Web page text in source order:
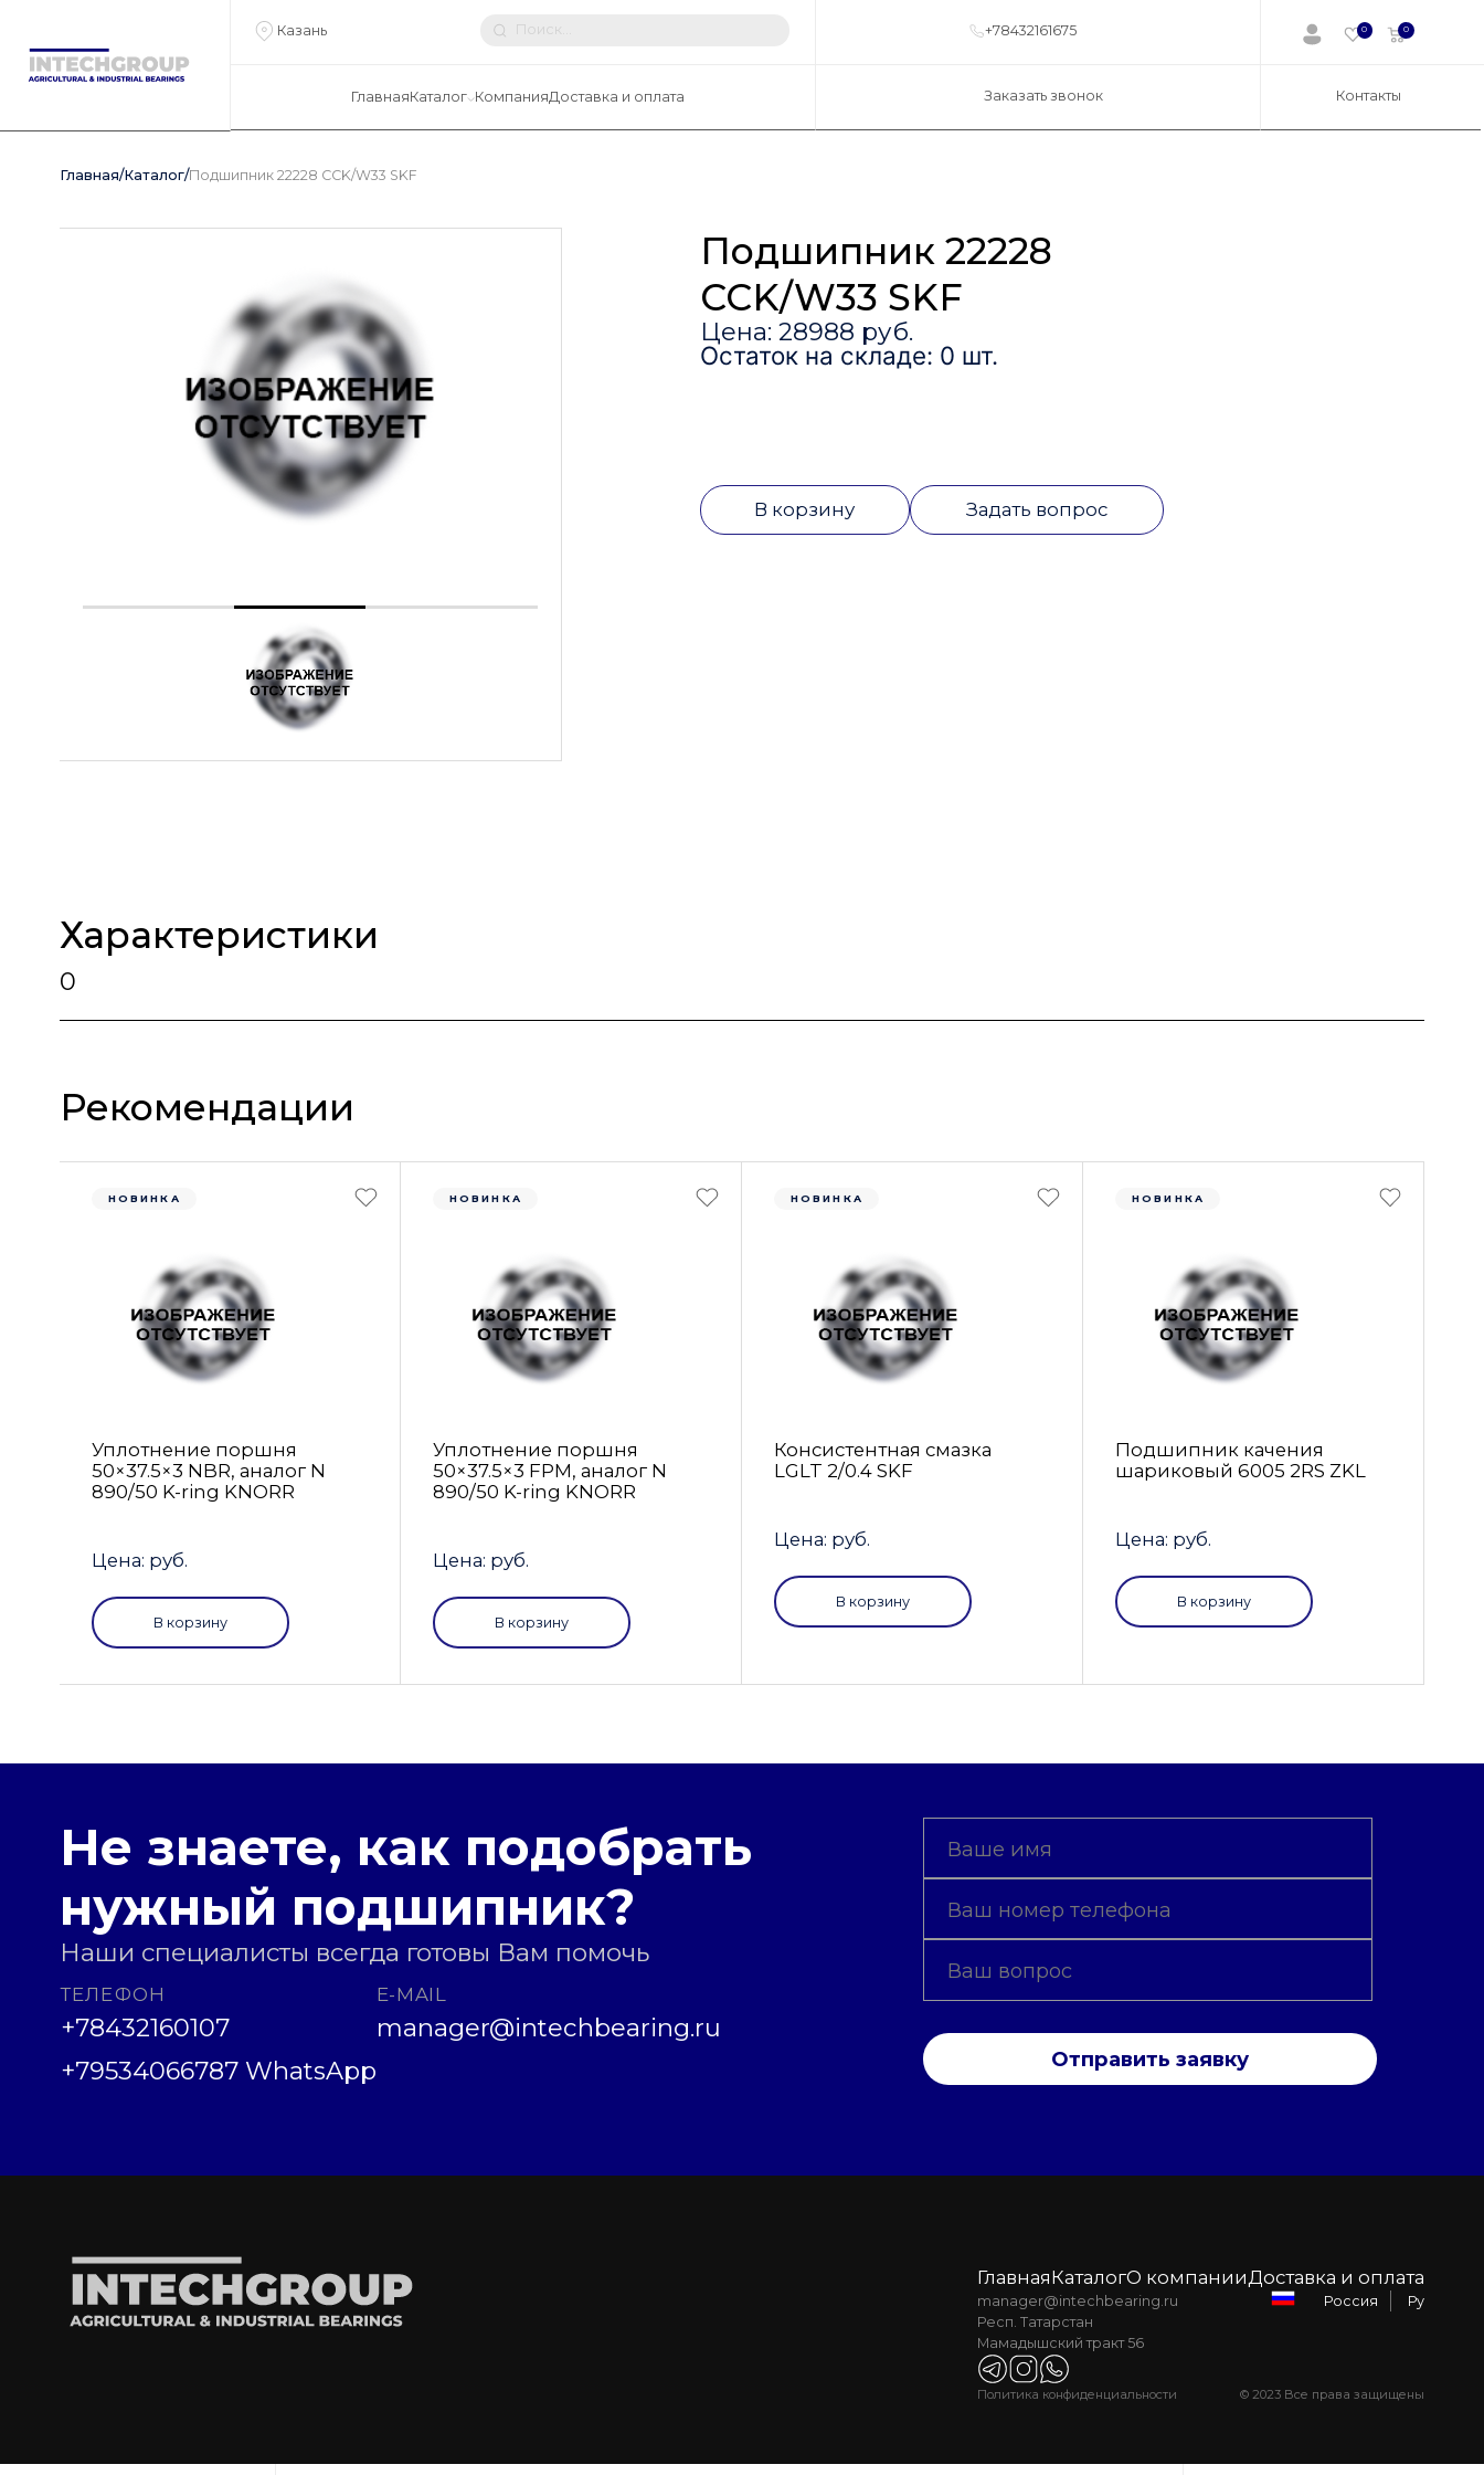
Казань +78432161675 0 0
ГлавнаяКаталог КомпанияДоставка и оплата Заказать звонок Контакты
Главная/Каталог/Подшипник 22228 CCK/W33 SKF
Подшипник 22228
CCK/W33 SKF
Цена: 28988 руб.
Остаток на складе: 0 шт.
В корзину Задать вопрос
Характеристики
0
Рекомендации
НОВИНКА
Уплотнение поршня
50×37.5×3 NBR, аналог N
890/50 K-ring KNORR
Цена: руб.
В корзину
НОВИНКА
Уплотнение поршня
50×37.5×3 FРM, аналог N
890/50 K-ring KNORR
Цена: руб.
В корзину
НОВИНКА
Консистентная смазка
LGLT 2/0.4 SKF
Цена: руб.
В корзину
НОВИНКА
Подшипник качения
шариковый 6005 2RS ZKL
Цена: руб.
В корзину
Не знаете, как подобрать
нужный подшипник?
Наши специалисты всегда готовы Вам помочь
ТЕЛЕФОН
+78432160107
+79534066787 WhatsApp
E-MAIL
manager@intechbearing.ru
Отправить заявку
ГлавнаяКаталогО компанииДоставка и оплата
manager@intechbearing.ru
Респ. Татарстан
Мамадышский тракт 56
Россия Ру
Политика конфиденциальности © 2023 Все права защищены